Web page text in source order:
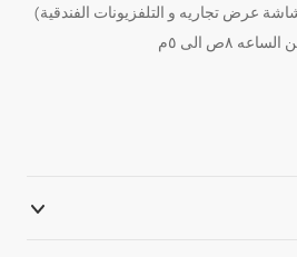
عرض تجاريه و التلفزيونات الفندقية)
٨ص الى ٥م